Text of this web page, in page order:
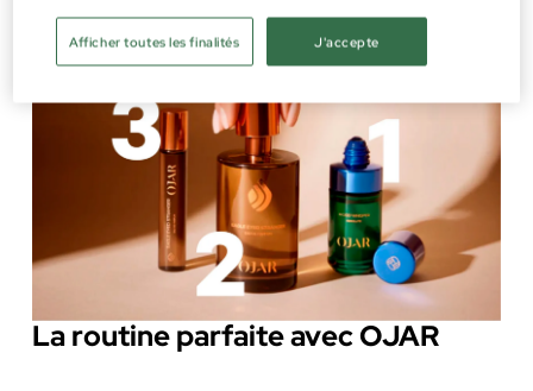
La routine parfaite avec OJAR
J'accepte
Afficher toutes les finalités